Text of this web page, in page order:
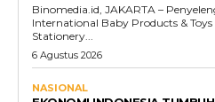
Binomedia.id, JAKARTA –
International Baby Products & Toys
Stationery...
6 Agustus 2026
NASIONAL